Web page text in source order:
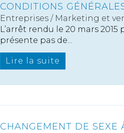
CONDITIONS
Entreprises / Marketing et
L’arrêt rendu le 20 mars
présente pas de...
Lire la suite
CHANGEMENT DE SEXE